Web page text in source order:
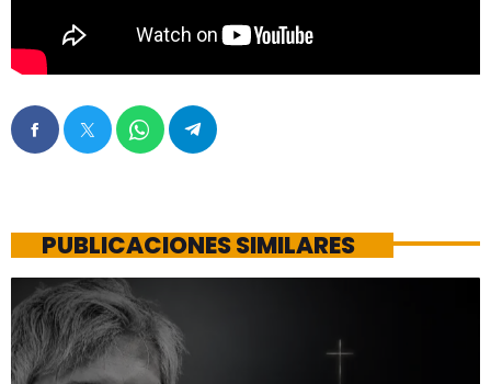
PUBLICACIONES SIMILARES